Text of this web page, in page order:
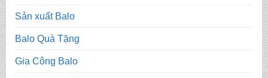
Sản xuất Balo
Balo Quà Tặng
Gia Công Balo